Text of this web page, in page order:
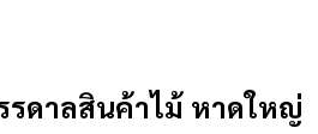
รดาลสินค้าไม้ หาดใหญ่